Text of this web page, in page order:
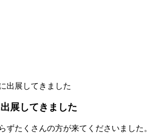
出展してきました
展してきました
ずたくさんの方が来てくださいました。